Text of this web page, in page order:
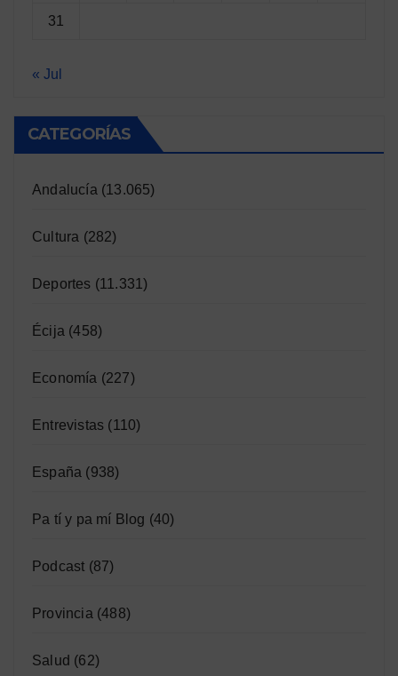
31
« Jul
CATEGORÍAS
Andalucía (13.065)
Cultura (282)
Deportes (11.331)
Écija (458)
Economía (227)
Entrevistas (110)
España (938)
Pa tí y pa mí Blog (40)
Podcast (87)
Provincia (488)
Salud (62)